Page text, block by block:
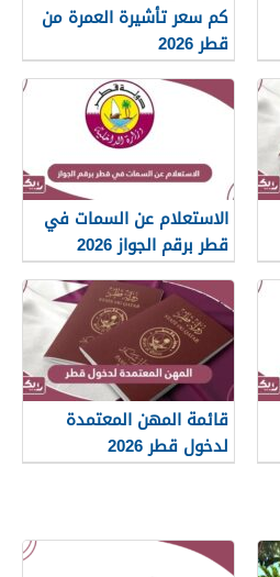
كم سعر تأشيرة العمرة من
قطر 2026
الاستعلام عن السمات في
قطر برقم الجواز 2026
قائمة المهن المعتمدة
لدخول قطر 2026